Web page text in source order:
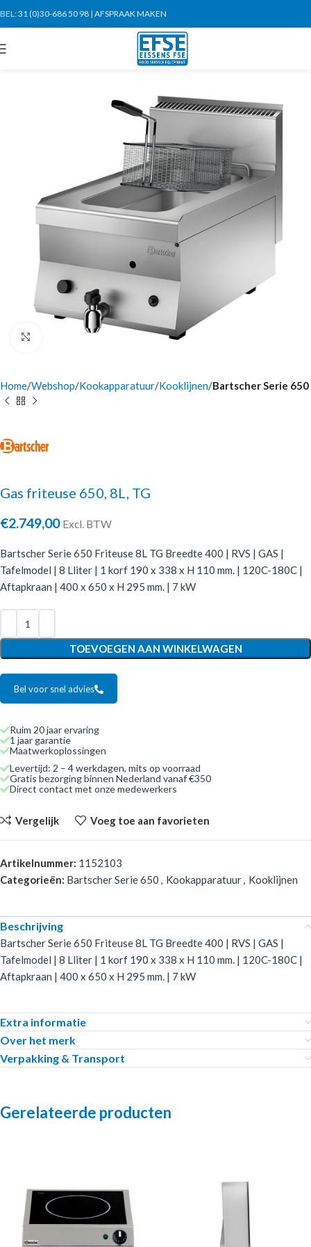
BEL:31 (0)30-686 50 98 | AFSPRAAK MAKEN
Click to enlarge
Home Webshop Kookapparatuur Kooklijnen Bartscher Serie 650
Gas friteuse 650, 8L, TG
€2.749,00 Excl. BTW
Bartscher Serie 650 Friteuse 8L TG Breedte 400 | RVS | GAS |
Tafelmodel | 8 Lliter | 1 korf 190 x 338 x H 110 mm. | 120C-180C |
Aftapkraan | 400 x 650 x H 295 mm. | 7 kW
TOEVOEGEN AAN WINKELWAGEN
Bel voor snel advies
Ruim 20 jaar ervaring
1 jaar garantie
Maatwerkoplossingen
Levertijd: 2 – 4 werkdagen, mits op voorraad
Gratis bezorging binnen Nederland vanaf €350
Direct contact met onze medewerkers
Vergelijk Voeg toe aan favorieten
Artikelnummer: 1152103
Categorieën: Bartscher Serie 650 , Kookapparatuur, Kooklijnen
Beschrijving
Bartscher Serie 650 Friteuse 8L TG Breedte 400 | RVS | GAS |
Tafelmodel | 8 Lliter | 1 korf 190 x 338 x H 110 mm. | 120C-180C |
Aftapkraan | 400 x 650 x H 295 mm. | 7 kW
Extra informatie
Over het merk
Verpakking & Transport
Gerelateerde producten